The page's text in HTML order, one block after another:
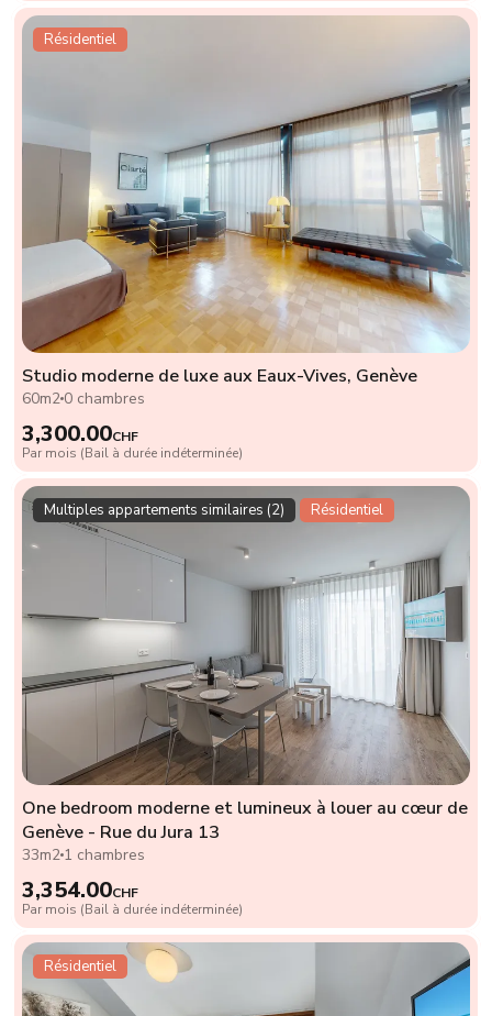
Résidentiel
Studio moderne de luxe aux Eaux-Vives, Genève
60m2 0 chambres
3,300.00CHF
Par mois (Bail à durée indéterminée)
Multiples appartements similaires (2) Résidentiel
One bedroom moderne et lumineux à louer au cœur de
Genève - Rue du Jura 13
33m2 1 chambres
3,354.00CHF
Par mois (Bail à durée indéterminée)
Résidentiel